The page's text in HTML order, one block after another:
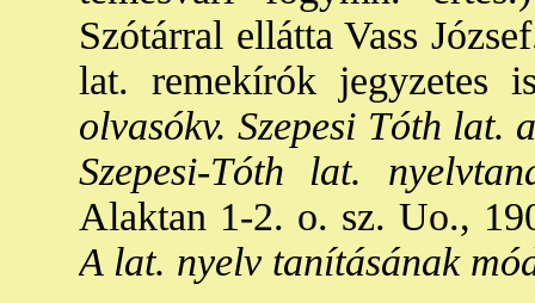
Szótárral ellátta Vass
lat. remekírók jegyzetes
olvasókv. Szepesi Tóth lat.
Szepesi-Tóth lat.
Alaktan 1-2. o. sz. Uo.,
A lat. nyelv tanításának